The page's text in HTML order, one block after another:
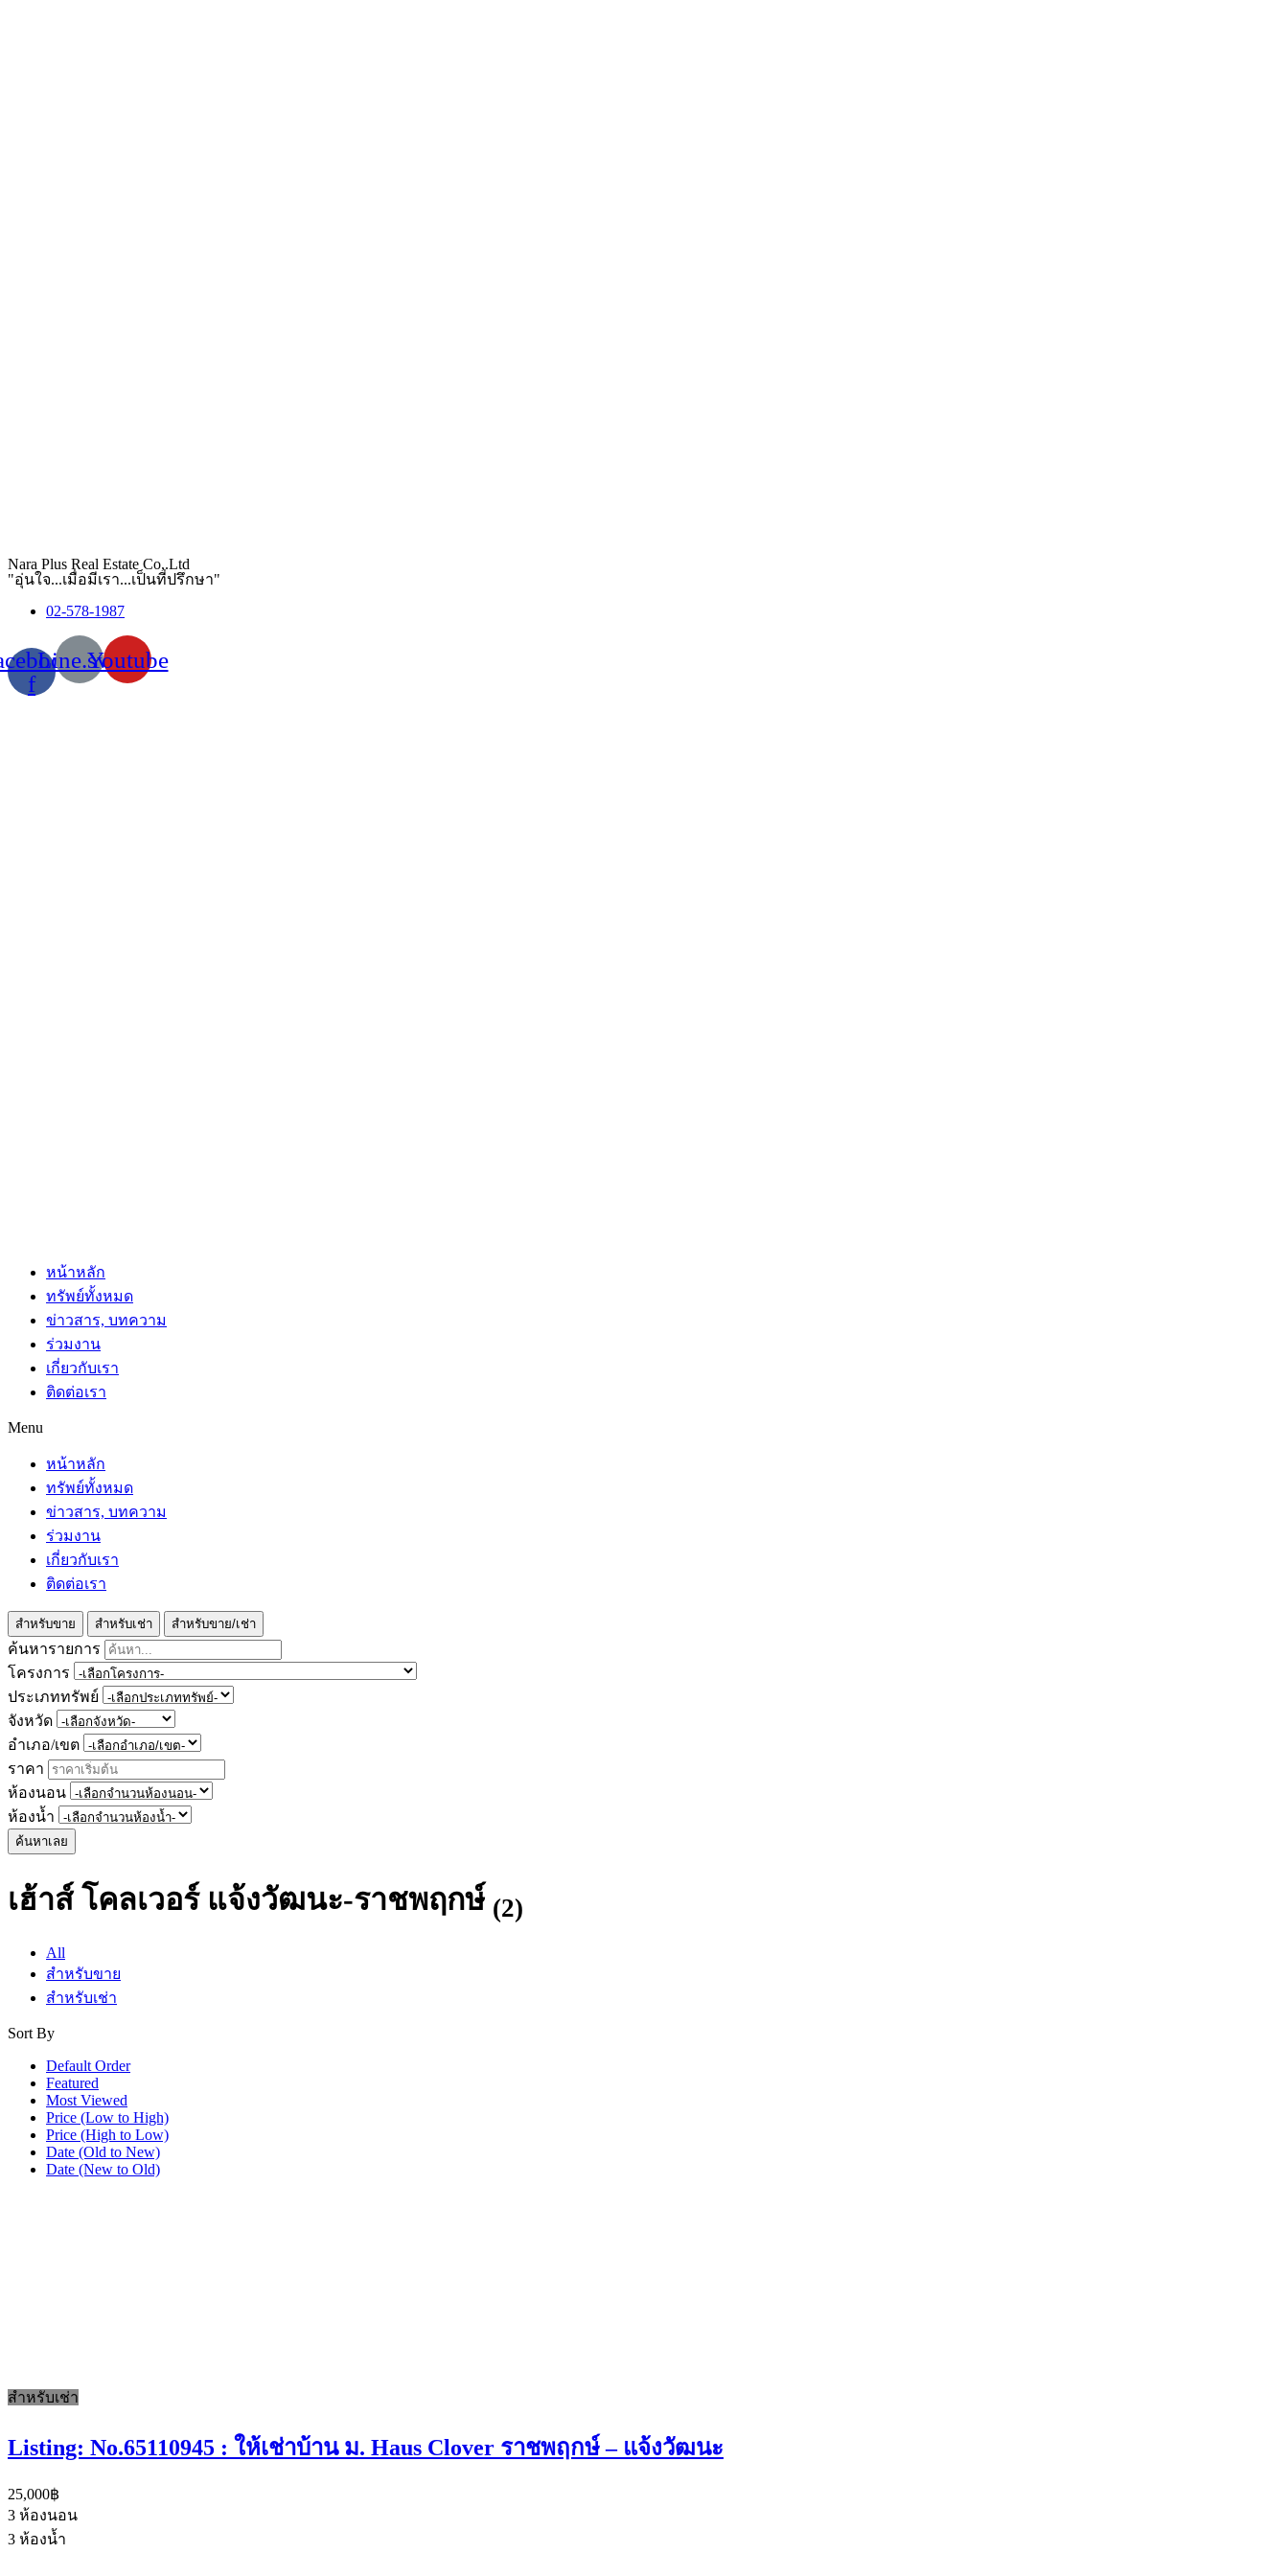
Nara Plus Real Estate Co,.Ltd
"อุ่นใจ...เมื่อมีเรา...เป็นที่ปรึกษา"
02-578-1987
f
Line.svgYoutube
หน้าหลัก
ทรัพย์ทั้งหมด
ข่าวสาร, บทความ
ร่วมงาน
เกี่ยวกับเรา
ติดต่อเรา
Menu
หน้าหลัก
ทรัพย์ทั้งหมด
ข่าวสาร, บทความ
ร่วมงาน
เกี่ยวกับเรา
ติดต่อเรา
สำหรับขาย สำหรับเช่า สำหรับขาย/เช่า
ค้นหารายการ
โครงการ
ประเภททรัพย์
จังหวัด
อำเภอ/เขต
ราคา
ห้องนอน
ห้องน้ำ
ค้นหาเลย
เฮ้าส์ โคลเวอร์ แจ้งวัฒนะ-ราชพฤกษ์ (2)
All
สำหรับขาย
สำหรับเช่า
Sort By
Default Order
Featured
Most Viewed
Price (Low to High)
Price (High to Low)
Date (Old to New)
Date (New to Old)
สำหรับเช่า
Listing: No.65110945 : ให้เช่าบ้าน ม. Haus Clover ราชพฤกษ์ – แจ้งวัฒนะ
25,000฿
3 ห้องนอน
3 ห้องน้ำ